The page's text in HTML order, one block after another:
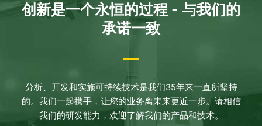
创新是一个永恒的过程 - 与我们的
承诺一致
分析、开发和实施可持续技术是我们35年来一直所坚持
的。我们一起携手，让您的业务离未来更近一步。请相信
我们的研发能力，欢迎了解我们的产品和技术。